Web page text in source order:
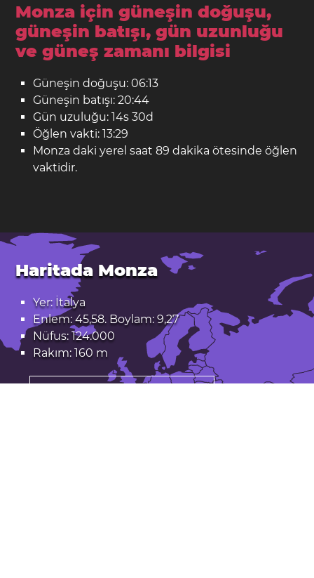
Monza için güneşin doğuşu,
güneşin batışı, gün uzunluğu
ve güneş zamanı bilgisi
Güneşin doğuşu: 06:13
Güneşin batışı: 20:44
Gün uzuluğu: 14s 30d
Öğlen vakti: 13:29
Monza daki yerel saat 89 dakika ötesinde öğlen
vaktidir.
Haritada Monza
Yer: İtalya
Enlem: 45,58. Boylam: 9,27
Nüfus: 124.000
Rakım: 160 m